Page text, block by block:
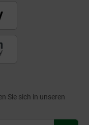
Sie sich in unseren